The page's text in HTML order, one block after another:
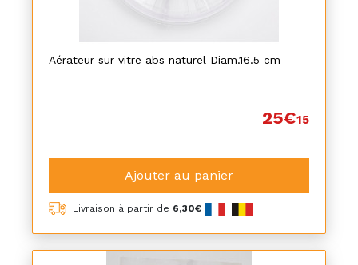
Aérateur sur vitre abs naturel Diam.16.5 cm
25€15
Ajouter au panier
Livraison à partir de 6,30€